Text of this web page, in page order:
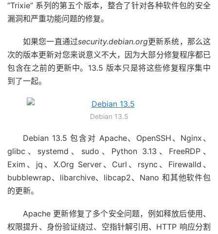
“Trixie” 系列的第五个版本，整合了针对各种软件包的安全
漏洞和严重功能问题的修复。
如果您一直通过security.debian.org更新系统，那么这
次的版本更新对您来说意义不大，因为大部分修复程序都已
包含在之前的更新中。13.5 版本只是将这些修复程序集中
到了一起。
Debian 13.5
Debian 13.5 包含对 Apache、OpenSSH、Nginx、
glibc、systemd、sudo、Python 3.13、FreeRDP、
Exim、jq、X.Org Server、Curl、rsync、Firewalld、
bubblewrap、libarchive、libcap2、Nano 和其他软件包
的更新。
Apache 更新修复了多个安全问题，例如释放后使用、
权限提升、身份验证绕过、空指针解引用、HTTP 响应分割